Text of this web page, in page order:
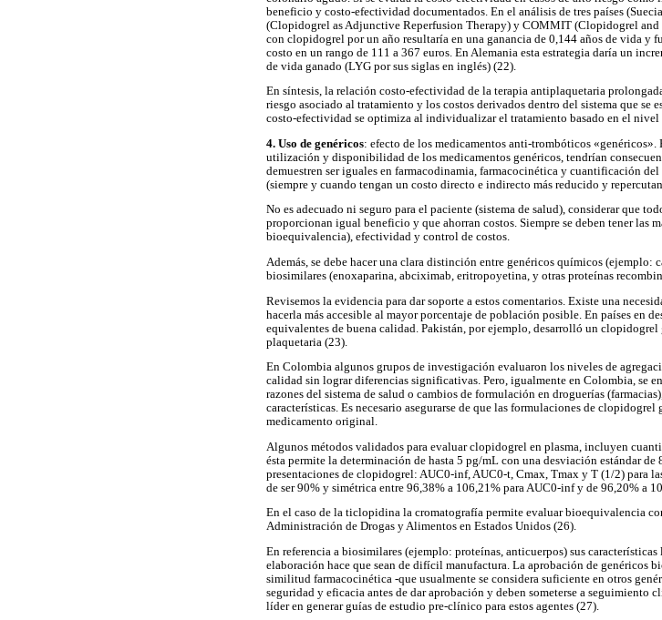
beneficio y costo-efectividad documentados. En el análisis de tres países
(Clopidogrel as Adjunctive Reperfusion Therapy) y COMMIT (Clopidogrel
con clopidogrel por un año resultaría en una ganancia de 0,144 años de vida y
costo en un rango de 111 a 367 euros. En Alemania esta estrategia daría un
de vida ganado (LYG por sus siglas en inglés) (22).
En síntesis, la relación costo-efectividad de la terapia antiplaquetaria
riesgo asociado al tratamiento y los costos derivados dentro del sistema que se
costo-efectividad se optimiza al individualizar el tratamiento basado en el nivel
4. Uso de genéricos: efecto de los medicamentos anti-trombóticos
utilización y disponibilidad de los medicamentos genéricos, tendrían
demuestren ser iguales en farmacodinamia, farmacocinética y cuantificación
(siempre y cuando tengan un costo directo e indirecto más reducido y
No es adecuado ni seguro para el paciente (sistema de salud), considerar que
proporcionan igual beneficio y que ahorran costos. Siempre se deben tener las
bioequivalencia), efectividad y control de costos.
Además, se debe hacer una clara distinción entre genéricos químicos
biosimilares (enoxaparina, abciximab, eritropoyetina, y otras proteínas
Revisemos la evidencia para dar soporte a estos comentarios. Existe una
hacerla más accesible al mayor porcentaje de población posible. En países en
equivalentes de buena calidad. Pakistán, por ejemplo, desarrolló un
plaquetaria (23).
En Colombia algunos grupos de investigación evaluaron los niveles de
calidad sin lograr diferencias significativas. Pero, igualmente en Colombia, se
razones del sistema de salud o cambios de formulación en droguerías
características. Es necesario asegurarse de que las formulaciones de
medicamento original.
Algunos métodos validados para evaluar clopidogrel en plasma, incluyen
ésta permite la determinación de hasta 5 pg/mL con una desviación estándar
presentaciones de clopidogrel: AUC0-inf, AUC0-t, Cmax, Tmax y T (1/2) para
de ser 90% y simétrica entre 96,38% a 106,21% para AUC0-inf y de 96,20% a
En el caso de la ticlopidina la cromatografía permite evaluar bioequivalencia
Administración de Drogas y Alimentos en Estados Unidos (26).
En referencia a biosimilares (ejemplo: proteínas, anticuerpos) sus
elaboración hace que sean de difícil manufactura. La aprobación de genéricos
similitud farmacocinética -que usualmente se considera suficiente en otros
seguridad y eficacia antes de dar aprobación y deben someterse a seguimiento
líder en generar guías de estudio pre-clínico para estos agentes (27).